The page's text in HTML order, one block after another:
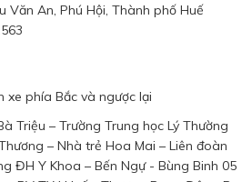
Văn An, Phú Hội, Thành phố Huế
xe phía Bắc và ngược lại
Triệu – Trường Trung học Lý Thường
– Nhà trẻ Hoa Mai – Liên đoàn
ĐH Y Khoa – Bến Ngự - Bùng Binh 05